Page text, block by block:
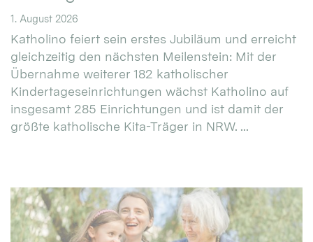
1. August 2026
Katholino feiert sein erstes Jubiläum und erreicht
gleichzeitig den nächsten Meilenstein: Mit der
Übernahme weiterer 182 katholischer
Kindertageseinrichtungen wächst Katholino auf
insgesamt 285 Einrichtungen und ist damit der
größte katholische Kita-Träger in NRW. ...